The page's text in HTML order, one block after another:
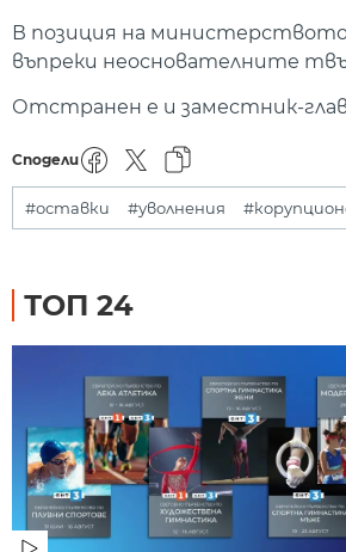
В позиция на
въпреки неоснователните
Отстранен е и заместник-
Сподели
#оставки #уволнения
ТОП 24